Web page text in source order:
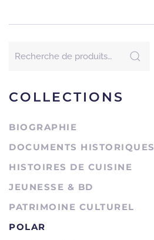
pour :
COLLECTIONS
BIOGRAPHIE
DOCUMENTS HISTORIQUES
HISTOIRES DE CUISINE
JEUNESSE & BD
PATRIMOINE CULTUREL
POLAR